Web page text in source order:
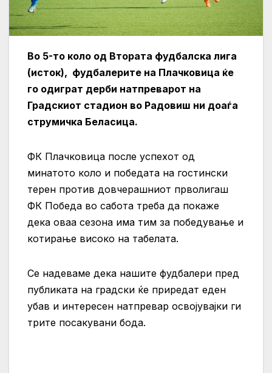
Во 5-то коло од Втората фудбалска лига
(исток), фудбалерите на Плачковица ќе
го одиграт дерби натпреварот на
Градскиот стадион во Радовиш ни доаѓа
струмичка Беласица.
ФК Плачковица после успехот од
минатото коло и победата на гостински
терен против довчерашниот прволигаш
ФК Победа во сабота треба да покаже
дека оваа сезона има тим за победување и
котирање високо на табелата.
Се надеваме дека нашите фудбалери пред
публиката на градски ќе приредат еден
убав и интересен натпревар освојувајки ги
трите посакувани бода.